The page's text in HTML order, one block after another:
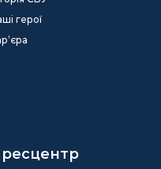
герої